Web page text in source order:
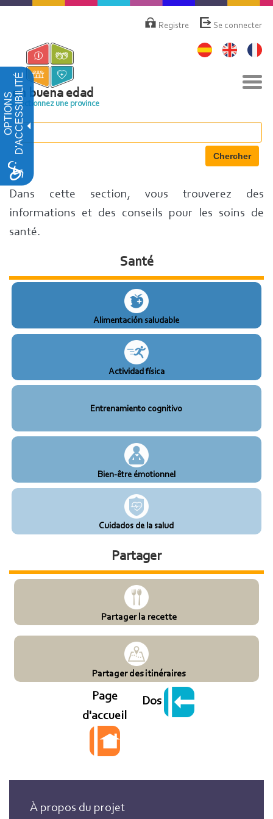
OPTIONSD'ACCESSIBILITÉ
Aller
principal
deRegistre Se connecter
la
en buena edad
Sélectionnez une province
Chercher
Dans cette section, vous trouverez des
informations et des conseils pour les soins de
santé.
Santé
Alimentación saludable
Actividad física
Entrenamiento cognitivo
Bien-être émotionnel
Cuidados de la salud
Partager
Partager la recette
Partager des itinéraires
Page
d'accueil
Dos
À propos du projet